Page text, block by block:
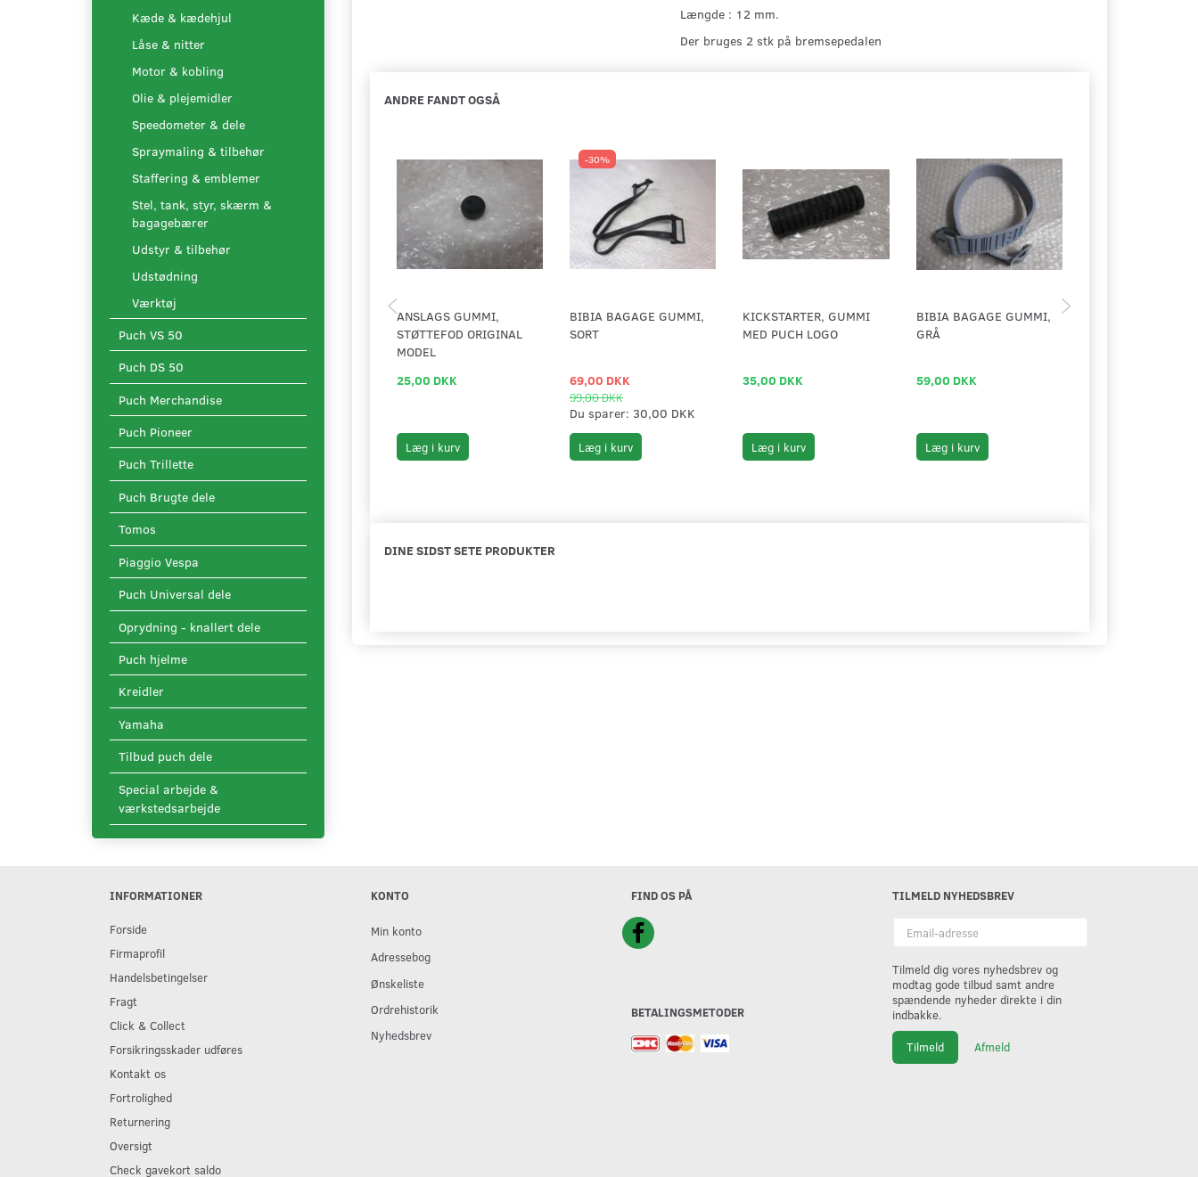
Kæde & kædehjul
Låse & nitter
Motor & kobling
Olie & plejemidler
Speedometer & dele
Spraymaling & tilbehør
Staffering & emblemer
Stel, tank, styr, skærm &
bagagebærer
Udstyr & tilbehør
Udstødning
Værktøj
Puch VS 50
Puch DS 50
Puch Merchandise
Puch Pioneer
Puch Trillette
Puch Brugte dele
Tomos
Piaggio Vespa
Puch Universal dele
Oprydning - knallert dele
Puch hjelme
Kreidler
Yamaha
Tilbud puch dele
Special arbejde &
værkstedsarbejde
Længde : 12 mm.
Der bruges 2 stk på bremsepedalen
ANDRE FANDT OGSÅ
ANSLAGS GUMMI,
STØTTEFOD ORIGINAL
MODEL
25,00 DKK
Læg i kurv
-30%
BIBIA BAGAGE GUMMI,
SORT
69,00 DKK
99,00 DKK
Du sparer: 30,00 DKK
Læg i kurv
KICKSTARTER, GUMMI
MED PUCH LOGO
35,00 DKK
Læg i kurv
BIBIA BAGAGE GUMMI,
GRÅ
59,00 DKK
Læg i kurv
DINE SIDST SETE PRODUKTER
INFORMATIONER
Forside
Firmaprofil
Handelsbetingelser
Fragt
Click & Collect
Forsikringsskader udføres
Kontakt os
Fortrolighed
Returnering
Oversigt
Check gavekort saldo
KONTO
Min konto
Adressebog
Ønskeliste
Ordrehistorik
Nyhedsbrev
FIND OS PÅ
BETALINGSMETODER
TILMELD NYHEDSBREV
adresse
Tilmeld dig vores nyhedsbrev og
modtag gode tilbud samt andre
spændende nyheder direkte i din
indbakke.
Tilmeld Afmeld